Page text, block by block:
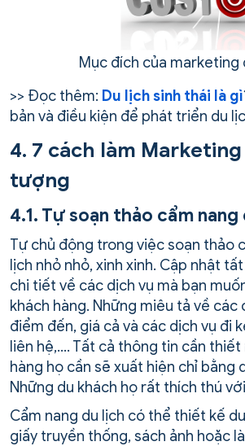
Mục đích của marketing
>> Đọc thêm: Du lịch sinh thái là gì
bản và điều kiện để phát triển du
4. 7 cách làm
tượng
4.1. Tự soạn thảo cẩm nang
Tự chủ động trong việc soạn thảo
lịch nhỏ nhỏ, xinh xinh. Cập nhật
chi tiết về các dịch vụ mà bạn
khách hàng. Những miêu tả về các
điểm đến, giá cả và các dịch vụ đi
liên hệ,…. Tất cả thông tin cần
hàng họ cần sẽ xuất hiện chỉ bằng
Những du khách họ rất thích thú
Cẩm nang du lịch có thể thiết kế
giấy truyền thống, sách ảnh hoặc